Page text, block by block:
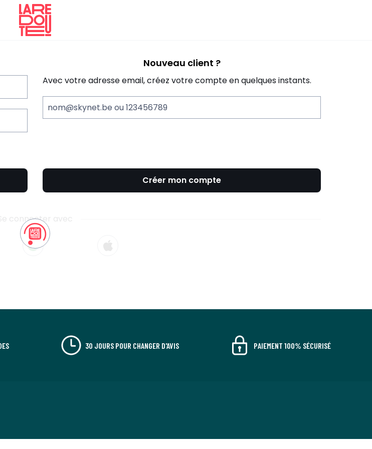
Nouveau client ?
Avec votre adresse email, créez votre compte en quelques instants.
nom@skynet.be ou 123456789
Créer mon compte
Se connecter avec
30 JOURS POUR CHANGER D'AVIS PAIEMENT 100% SÉCURISÉ